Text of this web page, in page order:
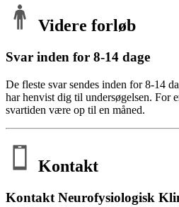
Videre forløb
Svar inden for 8-14 dage
De fleste svar sendes inden for 8-14
har henvist dig til undersøgelsen. For
svartiden være op til en måned.
Kontakt
Kontakt Neurofysiologisk